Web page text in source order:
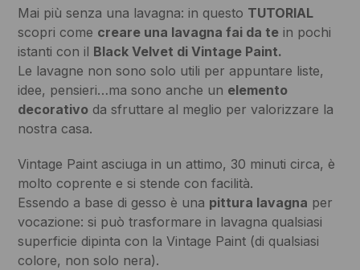
Mai più senza una lavagna: in questo TUTORIAL
scopri come creare una lavagna fai da te in pochi
istanti con il Black Velvet di Vintage Paint.
Le lavagne non sono solo utili per appuntare liste,
idee, pensieri…ma sono anche un elemento
decorativo da sfruttare al meglio per valorizzare la
nostra casa.
Vintage Paint asciuga in un attimo, 30 minuti circa, è
molto coprente e si stende con facilità.
Essendo a base di gesso è una pittura lavagna per
vocazione: si può trasformare in lavagna qualsiasi
superficie dipinta con la Vintage Paint (di qualsiasi
colore, non solo nera).